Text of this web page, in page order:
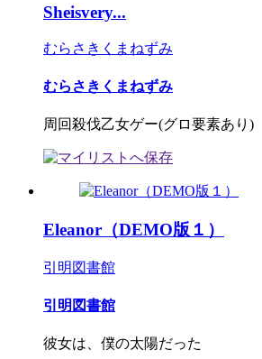
Sheisvery...
むらさきくまねずみ
むらさきくまねずみ
周回殺伐乙女ゲー(グロ要素あり)
Eleanor（DEMO版１）
引明図書館
引明図書館
彼女は、僕の太陽だった